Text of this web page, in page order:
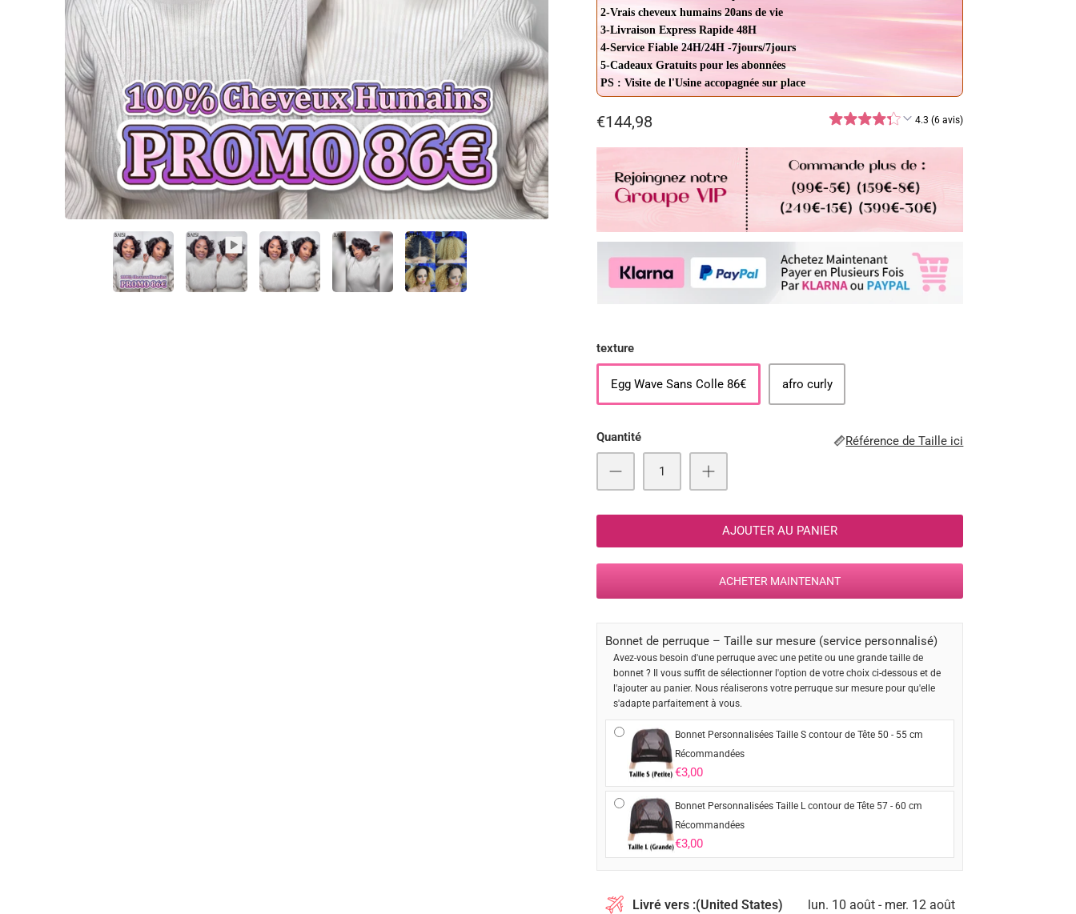
2-Vrais cheveux humains 20ans de vie
3-Livraison Express Rapide 48H
4-Service Fiable 24H/24H -7jours/7jours
5-Cadeaux Gratuits pour les abonnées
PS : Visite de l'Usine accopagnée sur place
€144,98 4.3 (6 avis)
texture
Egg Wave Sans Colle 86€ afro curly
Quantité Référence de Taille ici
AJOUTER AU PANIER
ACHETER MAINTENANT
Bonnet de perruque – Taille sur mesure (service personnalisé)
Avez-vous besoin d'une perruque avec une petite ou une grande taille de
bonnet ? Il vous suffit de sélectionner l'option de votre choix ci-dessous et de
l'ajouter au panier. Nous réaliserons votre perruque sur mesure pour qu'elle
s'adapte parfaitement à vous.
Bonnet Personnalisées Taille S contour de Tête 50 - 55 cm
Récommandées
€3,00
Bonnet Personnalisées Taille L contour de Tête 57 - 60 cm
Récommandées
€3,00
Livré vers :(United States) lun. 10 août - mer. 12 août